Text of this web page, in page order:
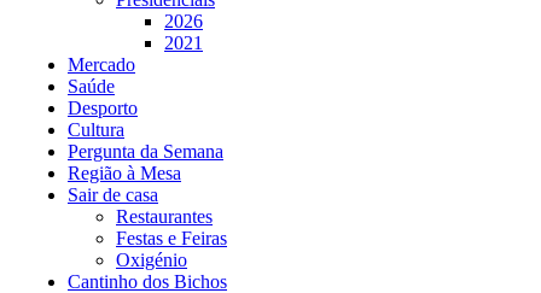
2026
2021
Mercado
Saúde
Desporto
Cultura
Pergunta da Semana
Região à Mesa
Sair de casa
Restaurantes
Festas e Feiras
Oxigénio
Cantinho dos Bichos